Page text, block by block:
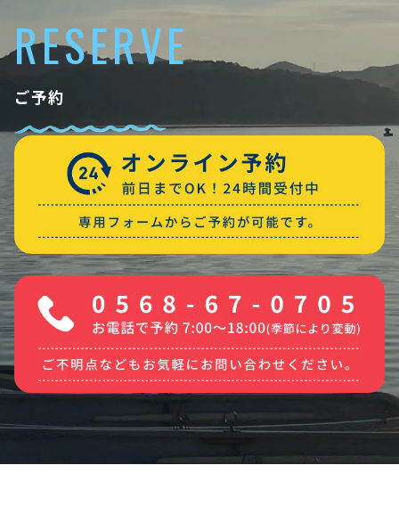
RESERVE
ご予約